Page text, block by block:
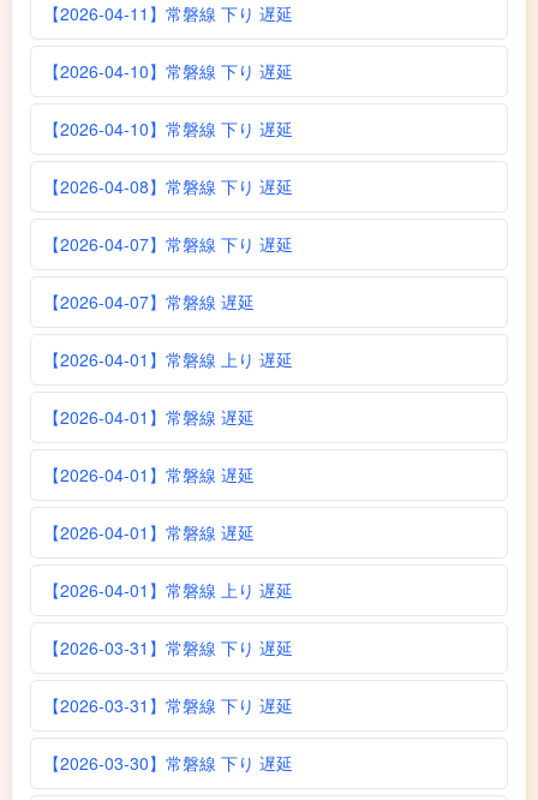
【2026-04-11】常磐線 下り 遅延
【2026-04-10】常磐線 下り 遅延
【2026-04-10】常磐線 下り 遅延
【2026-04-08】常磐線 下り 遅延
【2026-04-07】常磐線 下り 遅延
【2026-04-07】常磐線 遅延
【2026-04-01】常磐線 上り 遅延
【2026-04-01】常磐線 遅延
【2026-04-01】常磐線 遅延
【2026-04-01】常磐線 遅延
【2026-04-01】常磐線 上り 遅延
【2026-03-31】常磐線 下り 遅延
【2026-03-31】常磐線 下り 遅延
【2026-03-30】常磐線 下り 遅延